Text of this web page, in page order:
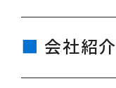
会社紹介